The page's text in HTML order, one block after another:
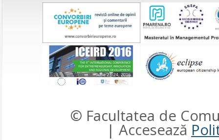
© Facultatea de
| Accesează